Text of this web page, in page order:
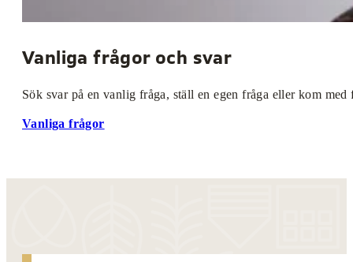
Vanliga frågor och svar
Sök svar på en vanlig fråga, ställ en egen fråga eller kom
Vanliga frågor